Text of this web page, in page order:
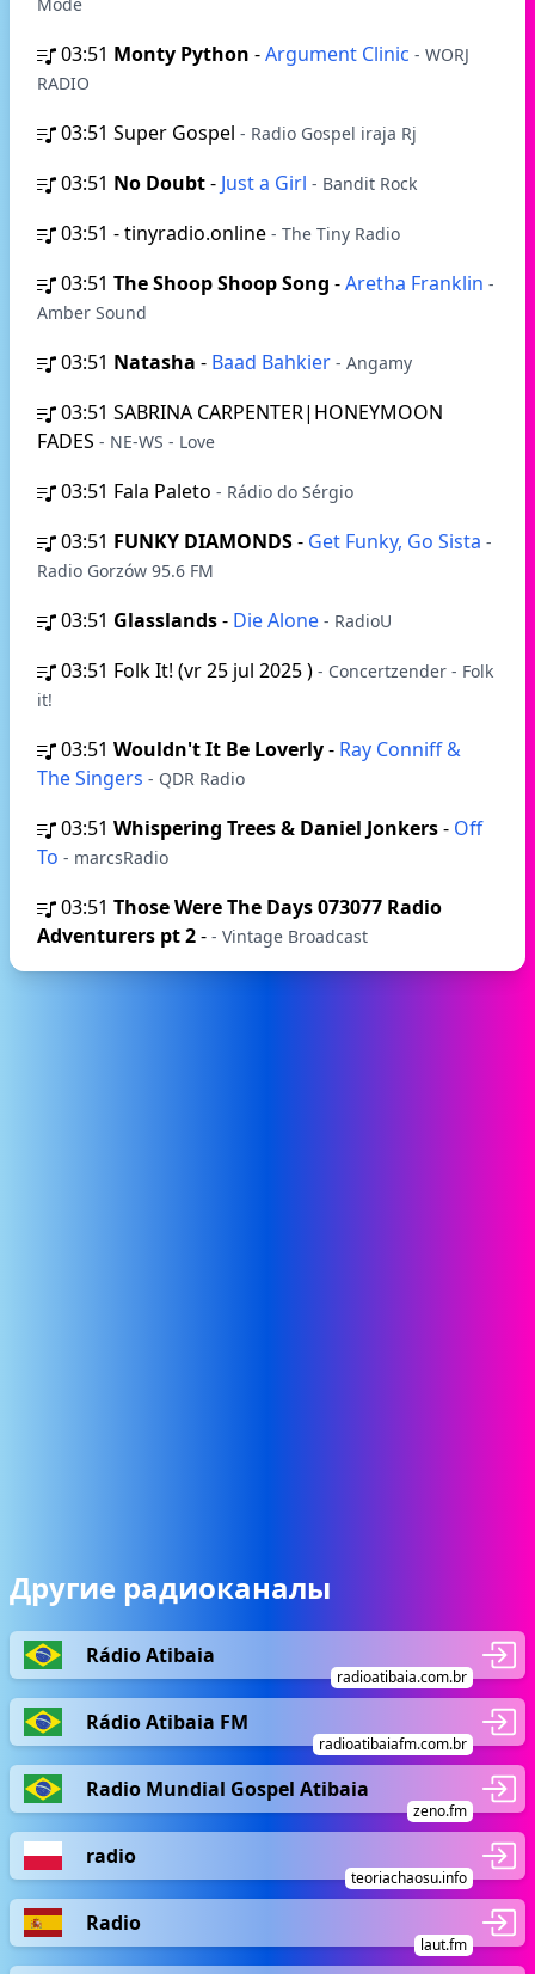
03:51 Monty Python -Argument Clinic - WORJ
RADIO
03:51 Super Gospel - Radio Gospel iraja Rj
03:51 No Doubt- Just a Girl - Bandit Rock
03:51 - tinyradio.online - The Tiny Radio
03:51 The Shoop Shoop Song -Aretha Franklin -
Amber Sound
03:51 Natasha - Baad Bahkier - Angamy
03:51 SABRINA CARPENTER|HONEYMOON
FADES - NE-WS - Love
03:51 Fala Paleto - Rádio do Sérgio
03:51 FUNKY DIAMONDS- Get Funky, Go Sista -
Radio Gorzów 95.6 FM
03:51 Glasslands- Die Alone - RadioU
03:51 Folk It! (vr 25 jul 2025 ) - Concertzender - Folk
it!
03:51 Wouldn't It Be Loverly- Ray Conniff &
The Singers - QDR Radio
03:51 Whispering Trees & Daniel Jonkers- Off
To - marcsRadio
03:51 Those Were The Days 073077 Radio
Adventurers pt 2- - Vintage Broadcast
Другие радиоканалы
Rádio Atibaia
radioatibaia.com.br
Rádio Atibaia FM
radioatibaiafm.com.br
Radio Mundial Gospel Atibaia
zeno.fm
radio
teoriachaosu.info
Radio
laut.fm